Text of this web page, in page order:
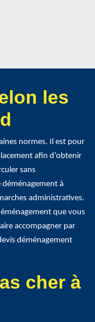
les
normes. Il est pour
afin d’obtenir
sans
déménagement à
administratives.
que vous
accompagner par
déménagement
cher à